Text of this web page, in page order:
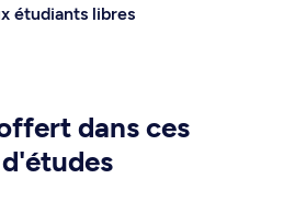
étudiants libres
dans ces